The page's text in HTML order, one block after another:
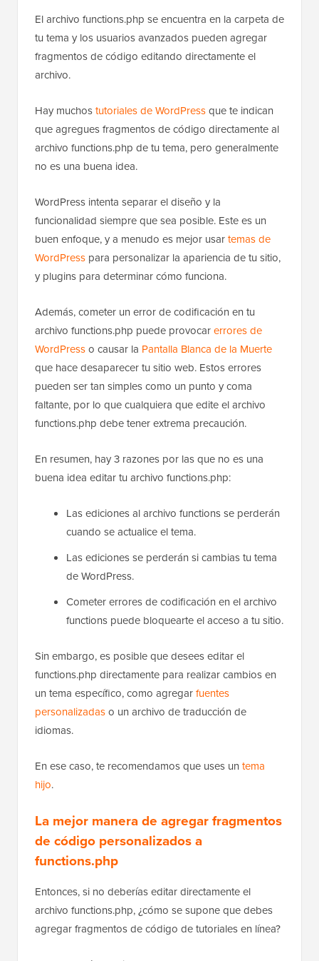
El archivo functions.php se encuentra en la carpeta de
tu tema y los usuarios avanzados pueden agregar
fragmentos de código editando directamente el
archivo.
Hay muchostutoriales de WordPressque te indican
que agregues fragmentos de código directamente al
archivo functions.php de tu tema, pero generalmente
no es una buena idea.
WordPress intenta separar el diseño y la
funcionalidad siempre que sea posible. Este es un
buen enfoque, y a menudo es mejor usartemas de
WordPress para personalizar la apariencia de tu sitio,
y plugins para determinar cómo funciona.
Además, cometer un error de codificación en tu
archivo functions.php puede provocarerrores de
WordPresso causar la Pantalla Blanca de la Muerte
que hace desaparecer tu sitio web. Estos errores
pueden ser tan simples como un punto y coma
faltante, por lo que cualquiera que edite el archivo
functions.php debe tener extrema precaución.
En resumen, hay 3 razones por las que no es una
buena idea editar tu archivo functions.php:
Las ediciones al archivo functions se perderán
cuando se actualice el tema.
Las ediciones se perderán si cambias tu tema
de WordPress.
Cometer errores de codificación en el archivo
functions puede bloquearte el acceso a tu sitio.
Sin embargo, es posible que desees editar el
functions.php directamente para realizar cambios en
un tema específico, como agregarfuentes
personalizadaso un archivo de traducción de
idiomas.
En ese caso, te recomendamos que uses un tema
hijo.
La mejor manera de agregar fragmentos
de código personalizados a
functions.php
Entonces, si no deberías editar directamente el
archivo functions.php, ¿cómo se supone que debes
agregar fragmentos de código de tutoriales en línea?